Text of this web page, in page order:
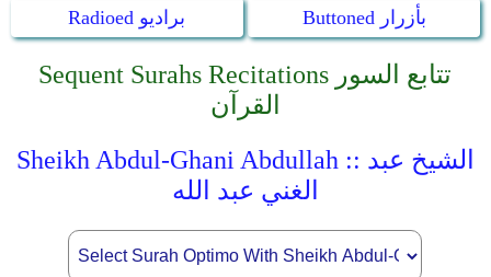
Radioed براديو
Buttoned بأزرار
Sequent Surahs Recitations تتابع السور
القرآن
Sheikh Abdul-Ghani Abdullah :: الشيخ عبد
الغني عبد الله